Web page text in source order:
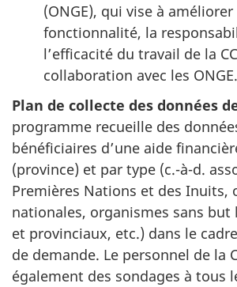
(ONGE), qui vise à améliorer
fonctionnalité, la
l’efficacité du travail de la
collaboration avec les ONGE.
Plan de collecte des données de
programme recueille des
bénéficiaires d’une aide
(province) et par type (c.-à-d.
Premières Nations et des Inuits,
nationales, organismes sans
et provinciaux, etc.) dans le
de demande. Le personnel de la
également des sondages à tous